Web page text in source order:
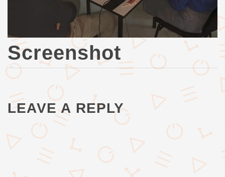
Screenshot
LEAVE A REPLY